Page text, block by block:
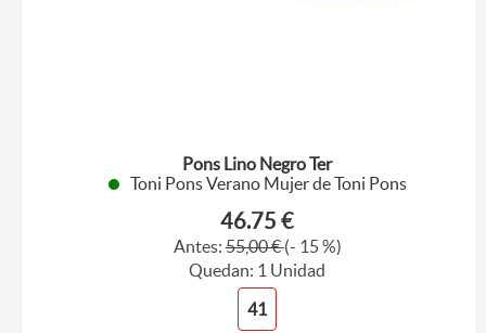
Pons Lino Negro Ter
Toni Pons Verano Mujer de Toni Pons
46.75 €
Antes:55,00 €(- 15 %)
Quedan: 1 Unidad
41